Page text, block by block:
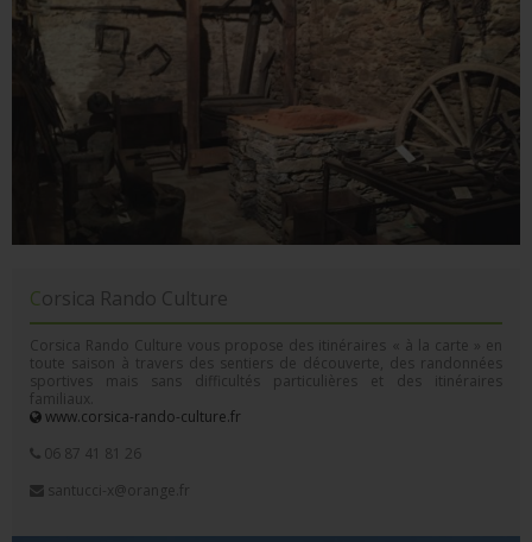
Corsica Rando Culture
Corsica Rando Culture vous propose des itinéraires « à la carte » en
toute saison à travers des sentiers de découverte, des randonnées
sportives mais sans difficultés particulières et des itinéraires
familiaux.
www.corsica-rando-culture.fr
06 87 41 81 26
santucci-x@orange.fr